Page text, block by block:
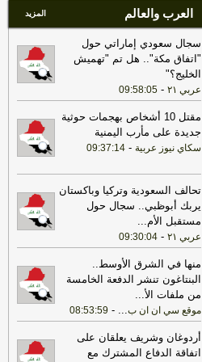
العرب والعالم المزيد
سجال سعودي إماراتي حول
"اتفاق مكة".. هل تم "تهميش
الخليج؟"
عربي ٢١ -
09:58:05
مقتل 10 أشخاص بهجمات حوثية
جديدة على مأرب اليمنية
سكاي نيوز عربية -
09:37:14
تحالف السعودية وتركيا وباكستان
يربك أبوظبي.. سجال حول
مستقبل الأم...
عربي ٢١ -
09:30:04
منها في الشرق الأوسط..
البنتاغون تنشر الدفعة الخامسة
من ملفات الأ...
موقع سي ان ان ب...
-
08:53:59
أردوغان وشريف يعلقان على
اتفاقة الدفاع المشترك مع